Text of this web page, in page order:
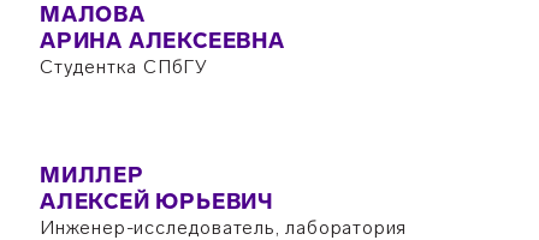
МАЛОВА
АРИНА АЛЕКСЕЕВНА
Студентка СПбГУ
МИЛЛЕР
АЛЕКСЕЙ ЮРЬЕВИЧ
Инженер-исследователь, лаборатория